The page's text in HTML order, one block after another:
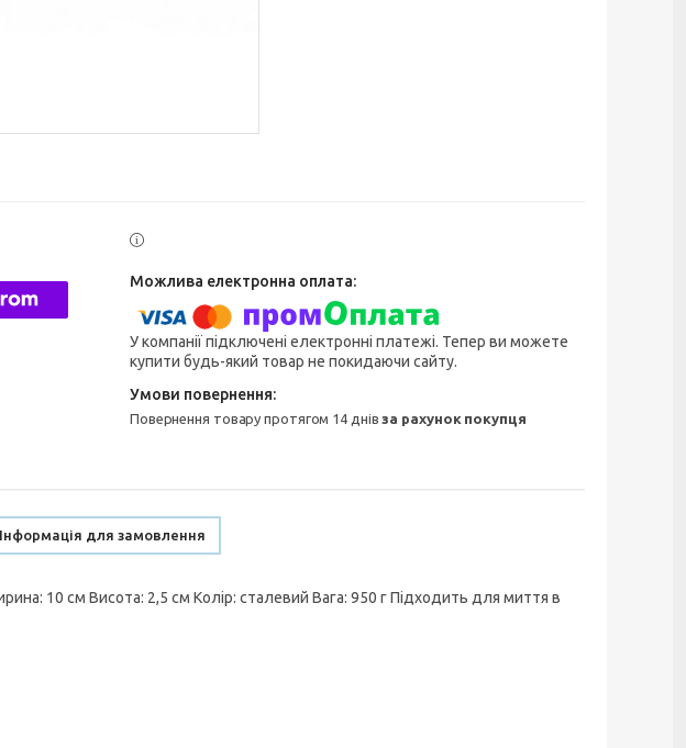
У компанії підключені електронні платежі. Тепер ви можете
купити будь-який товар не покидаючи сайту.
повернення товару протягом 14 днівза рахунок покупця
Інформація для замовлення
10 см Висота: 2,5 см Колір: сталевий Вага: 950 г Підходить для миття в